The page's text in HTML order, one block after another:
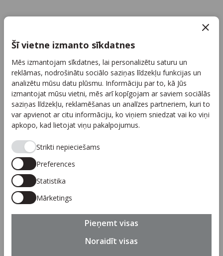
Šī vietne izmanto sīkdatnes
Mēs izmantojam sīkdatnes, lai personalizētu saturu un
reklāmas, nodrošinātu sociālo saziņas līdzekļu funkcijas un
analizētu mūsu datu plūsmu. Informāciju par to, kā Jūs
izmantojat mūsu vietni, mēs arī kopīgojam ar saviem sociālās
saziņas līdzekļu, reklamēšanas un analīzes partneriem, kuri to
var apvienot ar citu informāciju, ko viņiem sniedzat vai ko viņi
apkopo, kad lietojat viņu pakalpojumus.
Strikti nepieciešams
Preferences
Statistika
Mārketings
Noraidīt visas
Pieņemt visas
Reklāma
Arhīvs
Sadarbība
Autortiesības
Privātuma politika
Piesakies jaunumiem
Pieteikties